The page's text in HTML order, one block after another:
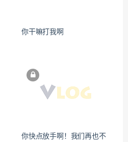
你干嘛打我啊
你快点放手啊！我们再也不